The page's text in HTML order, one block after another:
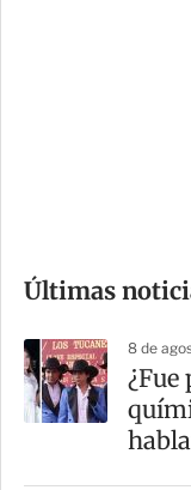
m
a
r
t
Últimas
8 de
¿Fue